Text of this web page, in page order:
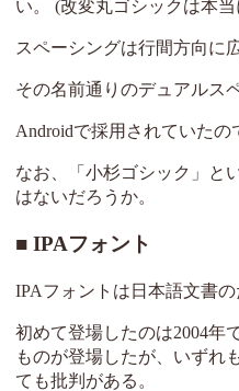
い。 (改変丸ゴシックは本
スペーシングは行間方向に
その名前通りのデュアルス
Androidで採用されていた
なお、「小杉ゴシック」と
はないだろうか。
IPAフォント
IPAフォントは日本語文書
初めて登場したのは2004年
ものが登場したが、いずれ
ても批判がある。